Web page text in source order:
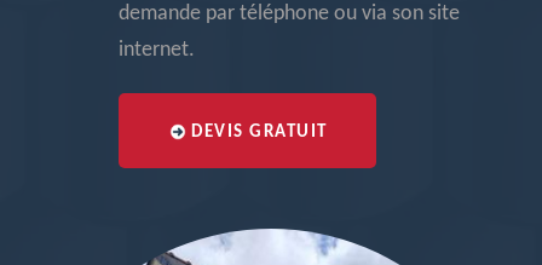
demande par téléphone ou via son site
internet.
DEVIS GRATUIT